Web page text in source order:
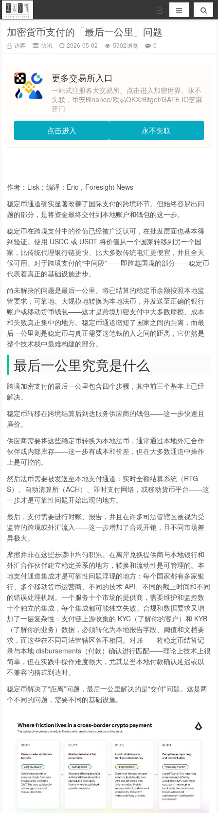
加密货币支付的「最后一公里」问题
访客 快讯 2026-05-02 5902浏览 0
更多交易所入口
一站式注册各大交易所、点击进入加密世界、永不
失联，币安Binance/欧易OKX/Bitget/GATE.IO芝麻
开门
点击进入 永不失联
作者：Lisk；编译：Eric，Foresight News
稳定币通道确实显著改善了国际支付的跨境环节。但始终容易出问
题的部分，是将资金最终交付到本地账户和钱包的这一步。
稳定币在跨境支付中的价值已经被广泛认可，在批发层面也基本得
到验证。使用 USDC 或 USDT 将价值从一个国家转移到另一个国
家，比传统代理银行链更快、比大多数传统电汇更便宜，并且全天
候可用。对于跨境支付的“中间段”——即跨越国境的部分——稳定币
代表着真正的基础设施进步。
尚未解决的问题是最后一公里。将已结算的稳定币余额按照本地监
管要求，可靠地、大规模地转换为本地法币，并发送至正确的银行
账户或移动货币钱包——这才是跨境加密支付中大多数摩擦、成本
和失败真正集中的地方。稳定币通道缩短了国家之间的距离，而最
后一公里则是稳定币与真正需要这笔钱的人之间的距离，它仍然是
整个技术栈中最难构建的部分。
最后一公里究竟是什么
跨境加密支付的最后一公里包含四个步骤，其中前三个基本上已经
解决。
稳定币转移在跨境结算后到达服务供应商的钱包——这一步快速且
廉价。
供应商需要将这些稳定币转换为本地法币，通常通过本地外汇合作
伙伴或内部库存——这一步有成本和价差，但在大多数通道中操作
上是可控的。
然后法币需要被发送至本地支付通道：实时全额结算系统（RTG
S）、自动清算所（ACH）、即时支付网络，或移动货币平台——这
一步才是可靠性问题开始出现的地方。
最后，支付需要进行对账、报告，并且在许多司法管辖区被视为受
监管的跨境或外汇流入——这一步增加了合规开销，且不同市场差
异极大。
摩擦并非在这些步骤中均匀积累。在离岸兑换提供商与本地银行和
外汇合作伙伴建立稳定关系的地方，转换和流动性是可管理的。本
地支付通道集成才是可靠性问题浮现的地方：每个国家都有多家银
行、多个移动货币运营商、不同的技术 API、不同的截止时间和不同
的错误处理机制。一个服务十个市场的提供商，需要维护和监控数
十个独立的集成，每个集成都可能独立失败。合规和数据要求又增
加了一层复杂性：支付链上游收集的 KYC（了解你的客户）和 KYB
（了解你的业务）数据，必须转化为本地报告字段、阈值和文档要
求，而这些在不同司法管辖区各不相同。对账——将稳定币结算记
录与本地 disbursements（付款）确认进行匹配——理论上技术上很
简单，但在实践中操作难度很大，尤其是当本地付款确认延迟或以
不兼容的格式到达时。
稳定币解决了“距离”问题，最后一公里解决的是“交付”问题。这是两
个不同的问题，需要不同的基础设施。